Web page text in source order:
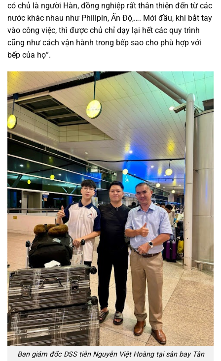
có chủ là người Hàn, đồng nghiệp rất thân thiện đến từ các
nước khác nhau như Philipin, Ấn Độ,…. Mới đầu, khi bắt tay
vào công việc, thì được chủ chỉ dạy lại hết các quy trình
cũng như cách vận hành trong bếp sao cho phù hợp với
bếp của họ”.
Ban giám đốc DSS tiễn Nguyễn Việt Hoàng tại sân bay Tân